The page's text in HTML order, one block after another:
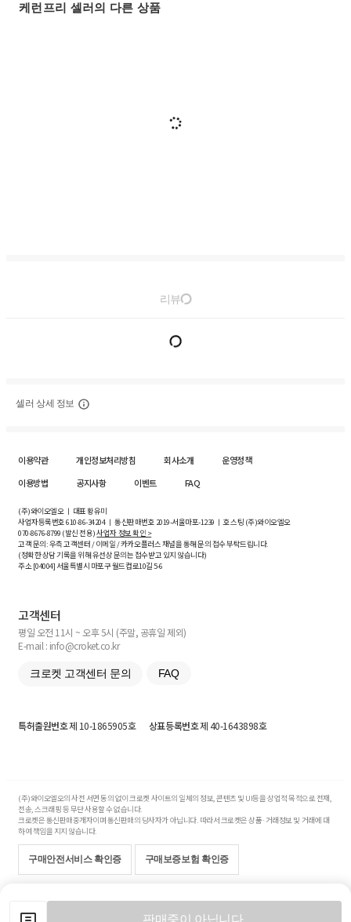
판매중이 아닙니다.
케런프리 셀러의 다른 상품
리뷰
셀러 상세 정보
이용약관 개인정보처리방침 회사소개
운영정책
이용방법
공지사항 이벤트 FAQ
(주)와이오엘오 ㅣ 대표 황유미
사업자등록번호610-86-34204ㅣ 통신판매번호 2019-서울마포-1239 ㅣ 호스팅 (주)와이오엘오
070-8676-8799 (발신 전용)사업자 정보 확인 >
고객 문의: 우측 고객센터 / 이메일 / 카카오플러스 채널을 통해 문의 접수 부탁드립니다.
(정확한 상담 기록을 위해 유선상 문의는 접수받고 있지 않습니다)
주소 [04004] 서울특별시 마포구 월드컵로10길5-6
고객센터
평일 오전 11시 ~ 오후 5시 (주말, 공휴일 제외)
E-mail : info@croket.co.kr
크로켓 고객센터 문의 FAQ
특허출원번호제 10-1865905호 상표등록번호제 40-1643898호
(주)와이오엘오의 사전 서면 동의 없이 크로켓 사이트의 일체의 정보, 콘텐츠 및 UI등을 상업적 목적으로 전재,
전송, 스크래핑 등 무단 사용할 수 없습니다.
크로켓은 통신판매중개자이며 통신판매의 당사자가 아닙니다. 따라서 크로켓은 상품·거래정보 및 거래에 대
하여 책임을 지지 않습니다.
구매안전서비스 확인증 구매보증보험 확인증